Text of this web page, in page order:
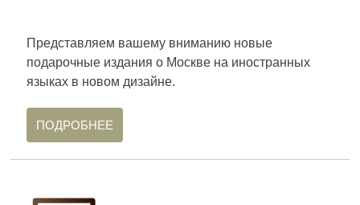
Представляем вашему вниманию новые
подарочные издания о Москве на иностранных
языках в новом дизайне.
ПОДРОБНЕЕ